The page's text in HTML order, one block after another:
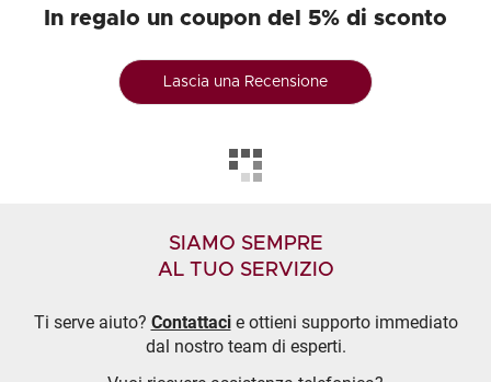
In regalo un coupon del 5% di sconto
Lascia una Recensione
SIAMO SEMPRE
AL TUO SERVIZIO
Ti serve aiuto? Contattacie ottieni supporto immediato
dal nostro team di esperti.